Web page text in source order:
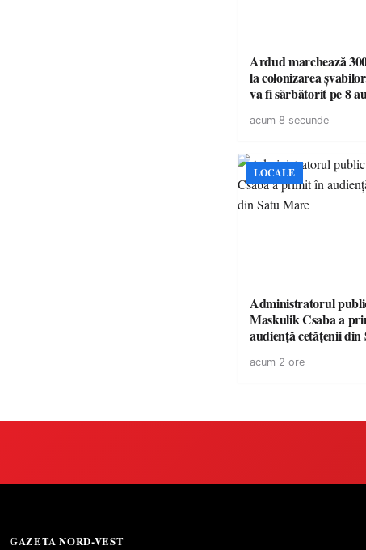
Ardud marchează
la colonizarea
va fi sărbătorit pe 8
acum 8 secunde
LOCALE
Administratorul
Maskulik Csaba a
audiență cetățenii
acum 2 ore
GAZETA NORD-VEST